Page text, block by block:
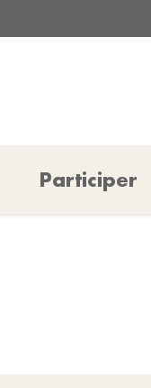
Participer